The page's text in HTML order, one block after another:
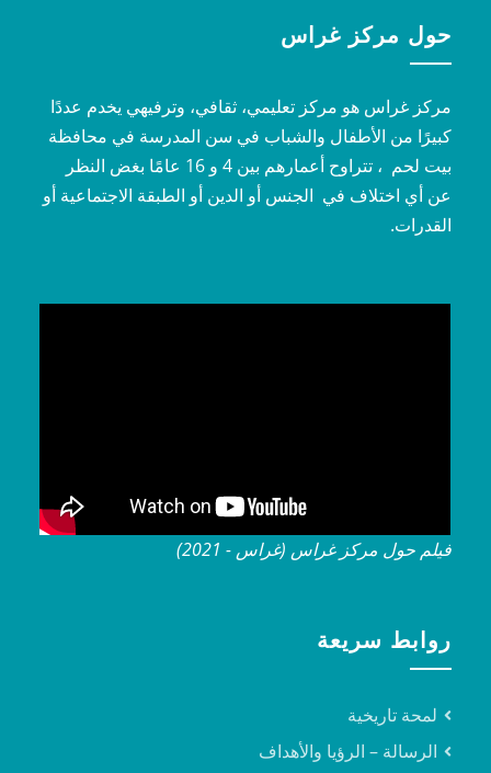
حول مركز غراس
مركز غراس هو مركز تعليمي، ثقافي، وترفيهي يخدم عددًا
كبيرًا من الأطفال والشباب في سن المدرسة في محافظة
بيت لحم ، تتراوح أعمارهم بين 4 و 16 عامًا بغض النظر
عن أي اختلاف في الجنس أو الدين أو الطبقة الاجتماعية أو
القدرات.
فيلم حول مركز غراس (غراس - 2021)
روابط سريعة
لمحة تاريخية
الرسالة – الرؤيا والأهداف